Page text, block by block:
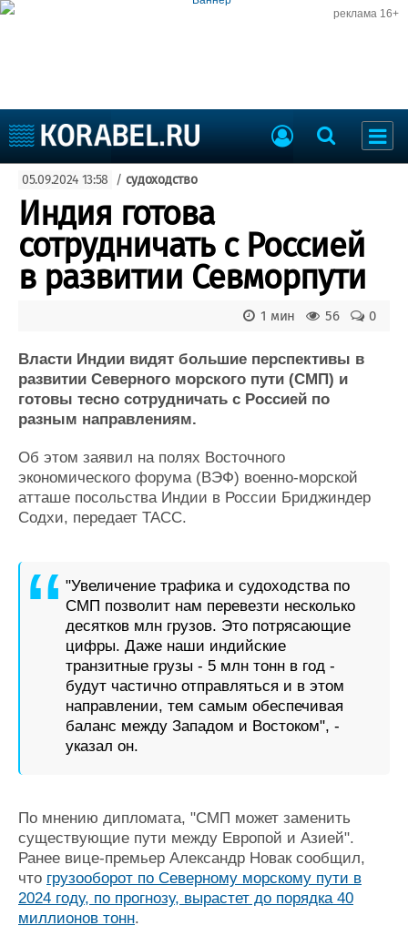
реклама 16+
Судоходство
Судоремонт
События
Пресс-релизы
Порты
Рыболовство
ВМФ
Образование
Судостроение
Пульс
Новости
Репутация
Работа
Крюинг
Журнал
Торговая площадка
Доска объявлений
Продажа флота
Изделия
Материалы
Услуги
Конференции
Личности
Словарь
Флот
Галерея флота
Форум
Отзывы
Все службы
05.09.2024 13:58 / судоходство
Индия готова
сотрудничать с Россией
в развитии Севморпути
0
56
1 мин
Власти Индии видят большие перспективы в
развитии Северного морского пути (СМП) и
готовы тесно сотрудничать с Россией по
разным направлениям.
Об этом заявил на полях Восточного
экономического форума (ВЭФ) военно-морской
атташе посольства Индии в России Бриджиндер
Содхи, передает ТАСС.
"Увеличение трафика и судоходства по
СМП позволит нам перевезти несколько
десятков млн грузов. Это потрясающие
цифры. Даже наши индийские
транзитные грузы - 5 млн тонн в год -
будут частично отправляться и в этом
направлении, тем самым обеспечивая
баланс между Западом и Востоком", -
указал он.
По мнению дипломата, "СМП может заменить
существующие пути между Европой и Азией".
Ранее вице-премьер Александр Новак сообщил,
что грузооборот по Северному морскому пути в
2024 году, по прогнозу, вырастет до порядка 40
миллионов тонн.